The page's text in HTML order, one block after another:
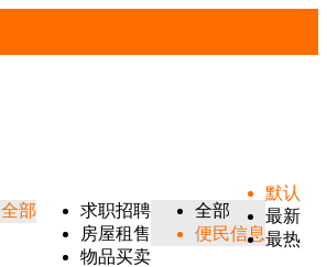
全部
求职招聘
房屋租售
物品买卖
全部
便民信息
默认
最新
最热